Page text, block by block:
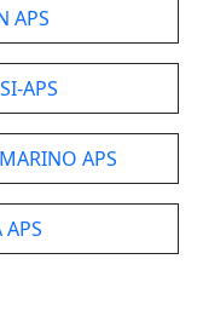
APS
APS
APS